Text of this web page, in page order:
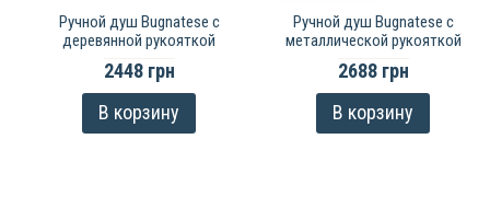
Ручной душ Bugnatese с
деревянной рукояткой
2448 грн
В корзину
Ручной душ Bugnatese с
металлической рукояткой
2688 грн
В корзину